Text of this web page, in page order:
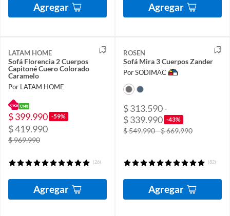
Agregar Agregar
LATAM HOME
Sofá Florencia 2 Cuerpos
Capitoné Cuero Colorado
Caramelo
Por LATAM HOME
$ 399.990 -59%
$ 419.990
$ 969.990
(26)
Agregar
ROSEN
Sofá Mira 3 Cuerpos Zander
Por SODIMAC
$ 313.590 -
$ 339.990 -43%
$ 549.990 - $ 669.990
(82)
Agregar